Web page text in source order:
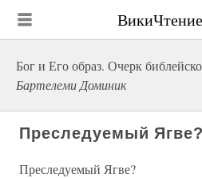
ВикиЧтение
Бог и Его образ. Очерк
Бартелеми Доминик
Преследуемый Ягве?
Преследуемый Ягве?